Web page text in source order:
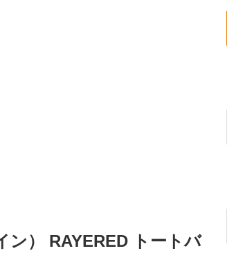
ン） RAYERED トートバ